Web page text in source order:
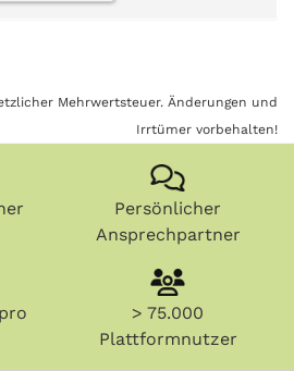
Mehrwertsteuer. Änderungen und
Irrtümer vorbehalten!
Persönlicher
Ansprechpartner
> 75.000
Plattformnutzer